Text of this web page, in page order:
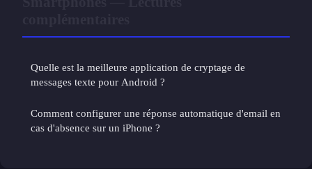
Quelle est la meilleure application de cryptage de
messages texte pour Android ?
Comment configurer une réponse automatique d'email en
cas d'absence sur un iPhone ?